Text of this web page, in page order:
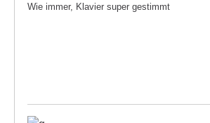
Wie immer, Klavier super gestimmt